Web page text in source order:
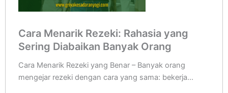
Cara Menarik Rezeki: Rahasia yang
Sering Diabaikan Banyak Orang
Cara Menarik Rezeki yang Benar – Banyak orang
mengejar rezeki dengan cara yang sama: bekerja...